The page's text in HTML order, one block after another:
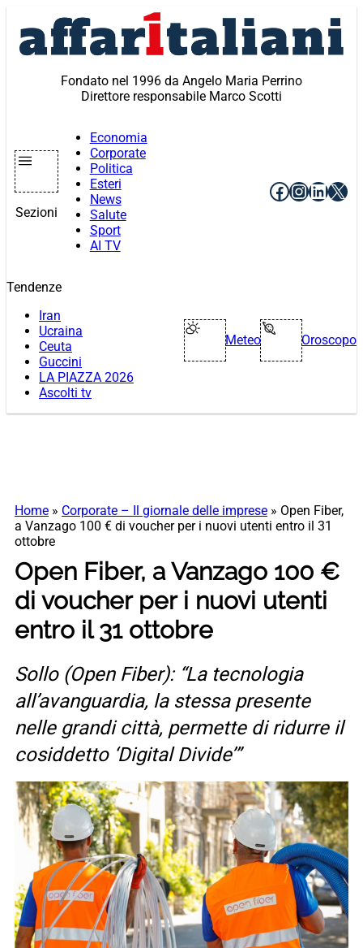
contenuto
Fondato nel 1996 da Angelo Maria Perrino
Direttore responsabile Marco Scotti
Sezioni
Economia
Corporate
Politica
Esteri
News
Salute
Sport
AI TV
Facebook
X
Tendenze
Iran
Ucraina
Ceuta
Guccini
LA PIAZZA 2026
Ascolti tv
Meteo Oroscopo
Home » Corporate – Il giornale delle imprese » Open Fiber,
a Vanzago 100 € di voucher per i nuovi utenti entro il 31
ottobre
Open Fiber, a Vanzago 100 €
di voucher per i nuovi utenti
entro il 31 ottobre
Sollo (Open Fiber): “La tecnologia
all’avanguardia, la stessa presente
nelle grandi città, permette di ridurre il
cosiddetto ‘Digital Divide’”